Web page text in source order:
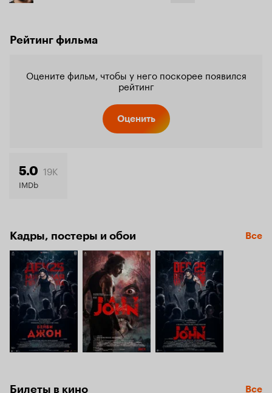
Рейтинг фильма
Оцените фильм, чтобы у него поскорее появился
рейтинг
Оценить
5.0 19K
IMDb
Кадры, постеры и обои Все
Билеты в кино Все